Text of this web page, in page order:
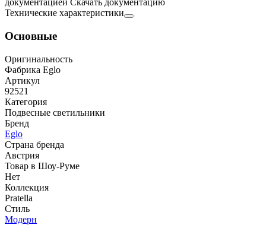
документацией Скачать документацию
Технические характеристики
Основные
Оригинальность
Фабрика Eglo
Артикул
92521
Категория
Подвесные светильники
Бренд
Eglo
Страна бренда
Австрия
Товар в Шоу-Руме
Нет
Коллекция
Pratella
Стиль
Модерн